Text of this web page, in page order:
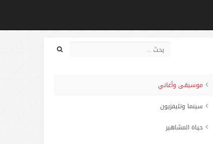
موسيقى وأغاني
سينما وتليفزيون
حياة المشاهير